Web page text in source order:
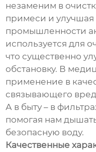
незаменим в
примеси и улучшая
промышленности
используется для
что существенно
обстановку. В
применение в
связывающего
А в быту – в
помогая нам
безопасную воду.
Качественные